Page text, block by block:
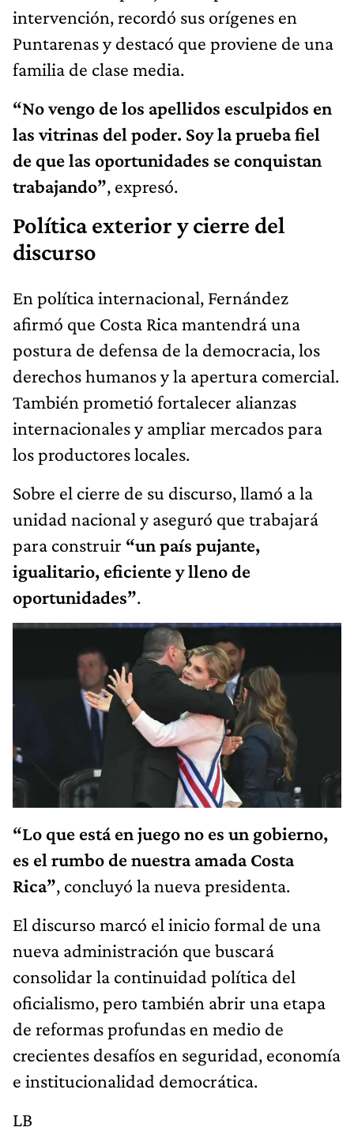
intervención, recordó sus orígenes en
Puntarenas y destacó que proviene de una
familia de clase media.
“No vengo de los apellidos esculpidos en
las vitrinas del poder. Soy la prueba fiel
de que las oportunidades se conquistan
trabajando”, expresó.
Política exterior y cierre del
discurso
En política internacional, Fernández
afirmó que Costa Rica mantendrá una
postura de defensa de la democracia, los
derechos humanos y la apertura comercial.
También prometió fortalecer alianzas
internacionales y ampliar mercados para
los productores locales.
Sobre el cierre de su discurso, llamó a la
unidad nacional y aseguró que trabajará
para construir “un país pujante,
igualitario, eficiente y lleno de
oportunidades”.
“Lo que está en juego no es un gobierno,
es el rumbo de nuestra amada Costa
Rica”, concluyó la nueva presidenta.
El discurso marcó el inicio formal de una
nueva administración que buscará
consolidar la continuidad política del
oficialismo, pero también abrir una etapa
de reformas profundas en medio de
crecientes desafíos en seguridad, economía
e institucionalidad democrática.
LB